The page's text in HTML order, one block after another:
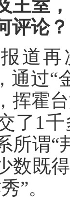
王室
评论？
道
通过“
挥霍
了1
所谓“
数既
”。